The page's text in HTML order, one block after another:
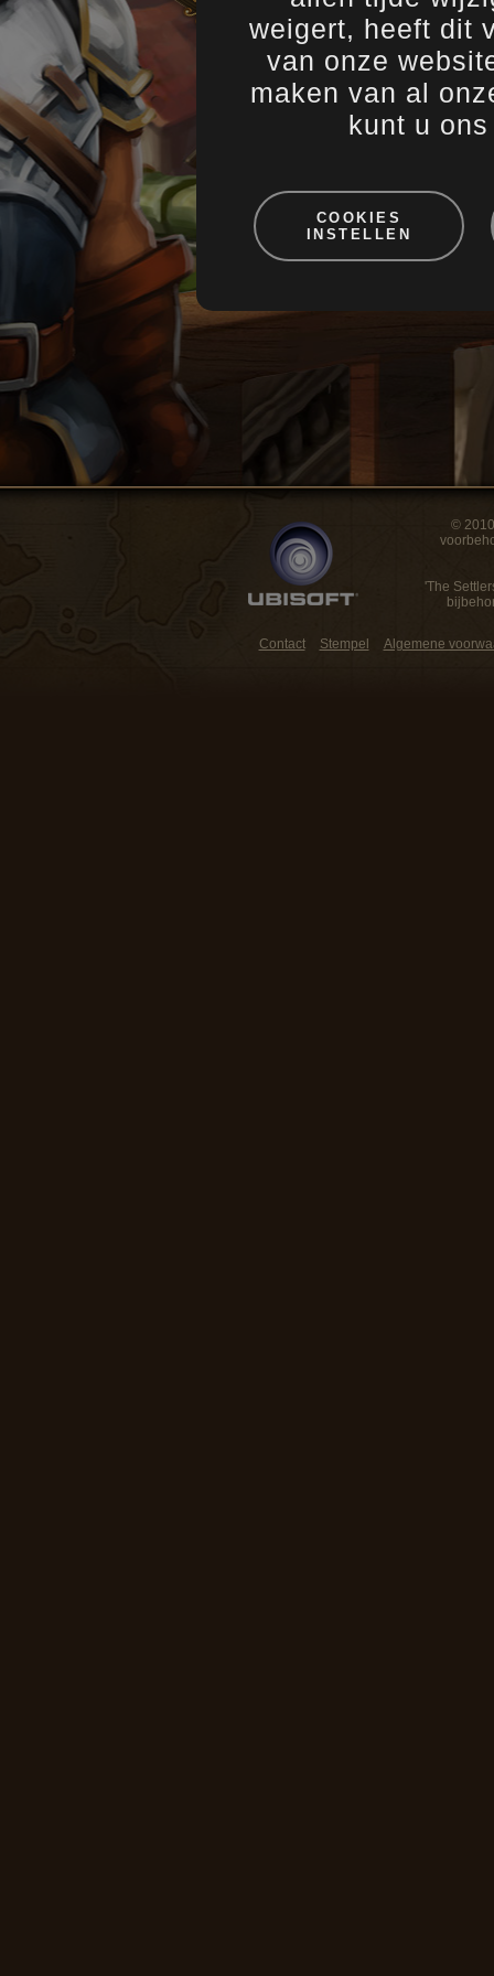
weigert, heeft dit
van onze
maken van al
kunt u
COOKIES
INSTELLEN
15.12.2023 Dev
14.12.2023 Last
13.12.2023 Change
Game
1
©
'The
Contact Stempel Algemene